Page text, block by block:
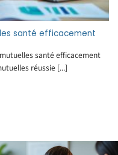
santé efficacement
santé efficacement
réussie [...]